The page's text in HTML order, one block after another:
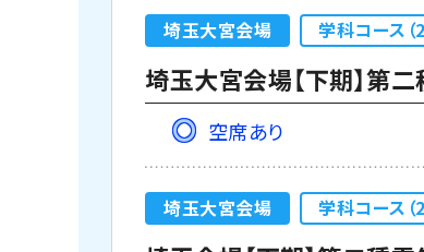
埼玉大宮会場 学科コース（
埼玉大宮会場【下期】第
空席あり
埼玉大宮会場 学科コース（